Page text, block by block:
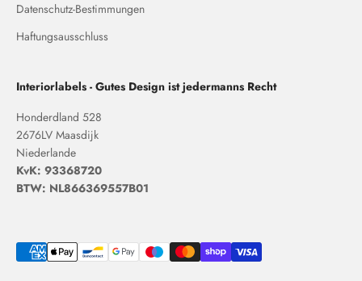
Datenschutz-Bestimmungen
Haftungsausschluss
Interiorlabels - Gutes Design ist jedermanns Recht
Honderdland 528
2676LV Maasdijk
Niederlande
KvK: 93368720
BTW: NL866369557B01